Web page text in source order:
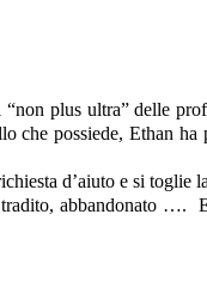
plus ultra” delle
possiede, Ethan
d’aiuto e si toglie
abbandonato ….